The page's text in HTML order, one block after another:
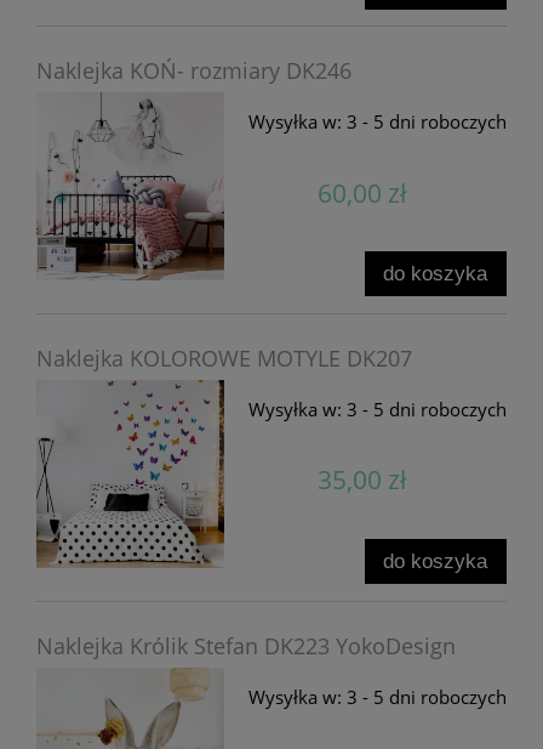
Naklejka KOŃ- rozmiary DK246
Wysyłka w: 3 - 5 dni roboczych
60,00 zł
do koszyka
Naklejka KOLOROWE MOTYLE DK207
Wysyłka w: 3 - 5 dni roboczych
35,00 zł
do koszyka
Naklejka Królik Stefan DK223 YokoDesign
Wysyłka w: 3 - 5 dni roboczych